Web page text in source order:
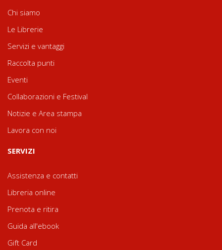
Chi siamo
Le Librerie
Servizi e vantaggi
Raccolta punti
Eventi
Collaborazioni e Festival
Notizie e Area stampa
Lavora con noi
SERVIZI
Assistenza e contatti
Libreria online
Prenota e ritira
Guida all'ebook
Gift Card